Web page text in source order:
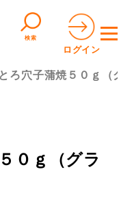
検索
ログイン
ろ穴子蒲焼５０ｇ（グ
０ｇ（グラ